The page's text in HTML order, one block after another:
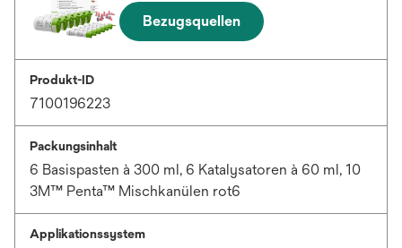
Bezugsquellen
Produkt-ID
7100196223
Packungsinhalt
6 Basispasten à 300 ml, 6 Katalysatoren à 60 ml, 10
3M™ Penta™ Mischkanülen rot6
Applikationssystem